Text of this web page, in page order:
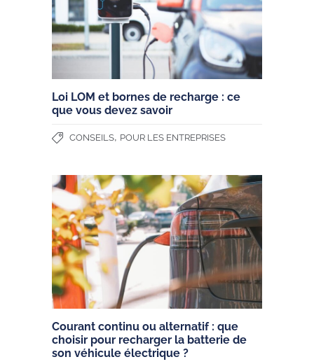
Loi LOM et bornes de recharge : ce
que vous devez savoir
CONSEILS, POUR LES ENTREPRISES
Courant continu ou alternatif : que
choisir pour recharger la batterie de
son véhicule électrique ?